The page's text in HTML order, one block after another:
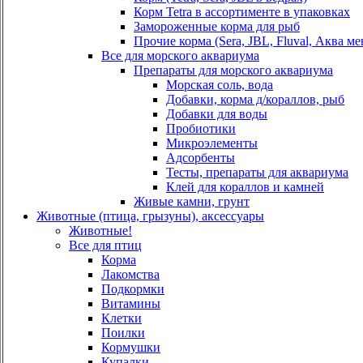
Корм Tetra в ассортименте в упаковках
Замороженные корма для рыб
Прочие корма (Sera, JBL, Fluval, Аква
Все для морского аквариума
Препараты для морского аквариума
Морская соль, вода
Добавки, корма д/кораллов, рыб
Добавки для воды
Пробиотики
Микроэлементы
Адсорбенты
Тесты, препараты для аквариума
Клей для кораллов и камней
Живые камни, грунт
Животные (птица, грызуны), аксессуары
Животные!
Все для птиц
Корма
Лакомства
Подкормки
Витамины
Клетки
Поилки
Кормушки